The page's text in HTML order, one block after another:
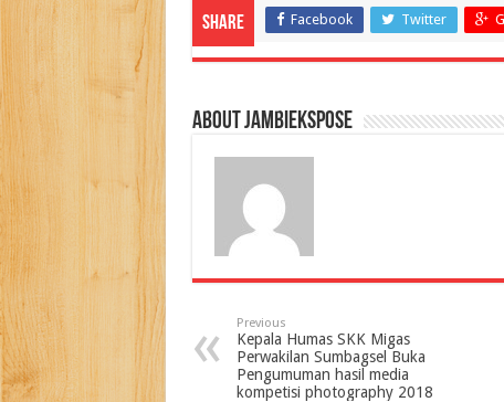
Share Facebook Twitter
About jambiekspose
Previous
Kepala Humas SKK Migas
Perwakilan Sumbagsel Buka
Pengumuman hasil media
kompetisi photography 2018